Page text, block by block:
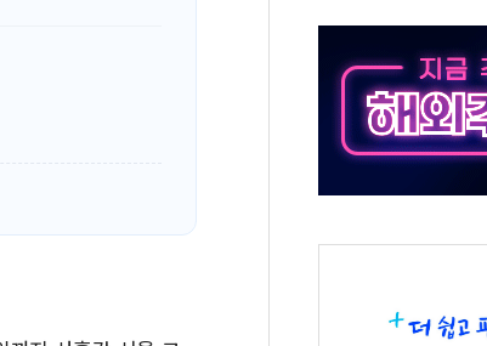
[컨콜] 롯데케미칼, "LPG 투입 비중 37%…하반기 확대 추
대형 저축은행 4%대 예금 사라진다, OK·애큐온·페퍼만 남
서울 노원 40.2도…8년 만에 서울서 40도 넘어